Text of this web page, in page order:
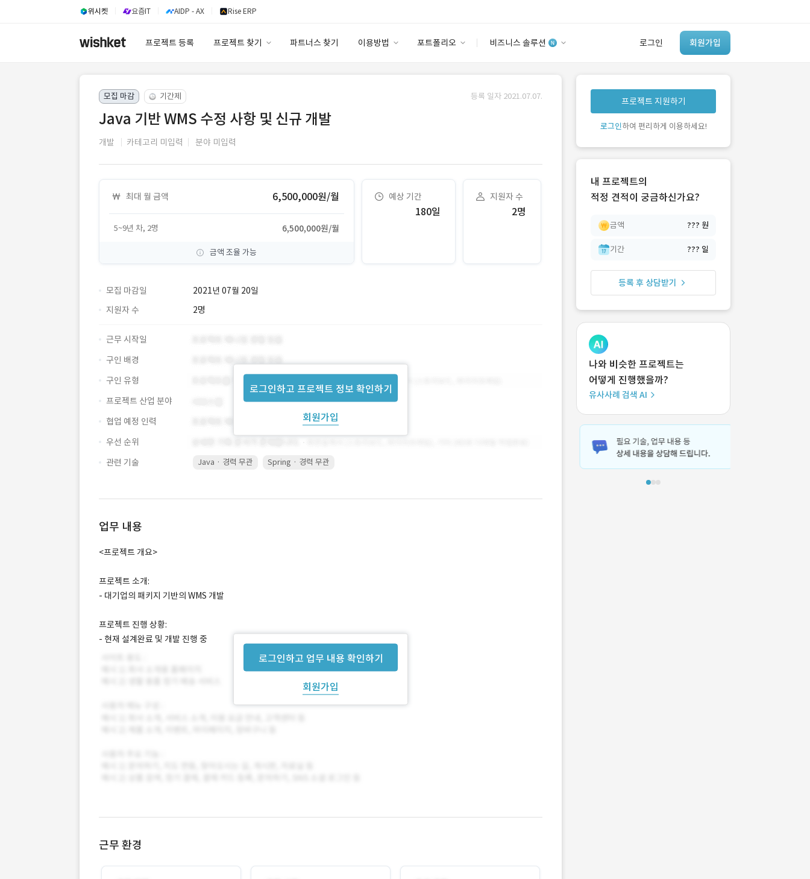
위시켓 요즘IT AIDP - AX Rise ERP
프로젝트 등록 프로젝트 찾기 파트너스 찾기 이용방법 포트폴리오 비즈니스 솔루션 로그인 회원가입
안심 코드 케어
유사사례 검색 AI
‘이런 거’ 만들어본
개발 회사 있어?
모집 마감 기간제 등록 일자 2021.07.07.
Java 기반 WMS 수정 사항 및 신규 개발
개발 카테고리 미입력 분야 미입력
최대 월 금액 6,500,000원/월
5~9년 차, 2명 6,500,000원/월
금액 조율 가능
예상 기간
180일
지원자 수
2명
모집 마감일
2021년 07월 20일
지원자 수
2명
로그인하고 프로젝트 정보 확인하기
회원가입
근무 시작일
구인 배경
구인 유형
프로젝트 산업 분야
협업 예정 인력
우선 순위
관련 기술
Java · 경력 무관 Spring · 경력 무관
업무 내용
로그인하고 업무 내용 확인하기
회원가입
<프로젝트 개요>
프로젝트 소개:
- 대기업의 패키지 기반의 WMS 개발
프로젝트 진행 상황:
- 현재 설계완료 및 개발 진행 중
근무 환경
프로젝트 지원하기
로그인하여 편리하게 이용하세요!
내 프로젝트의
적정 견적이 궁금하신가요?
금액 ??? 원
기간 ??? 일
등록 후 상담받기
나와 비슷한 프로젝트는
어떻게 진행했을까?
유사사례 검색 AI